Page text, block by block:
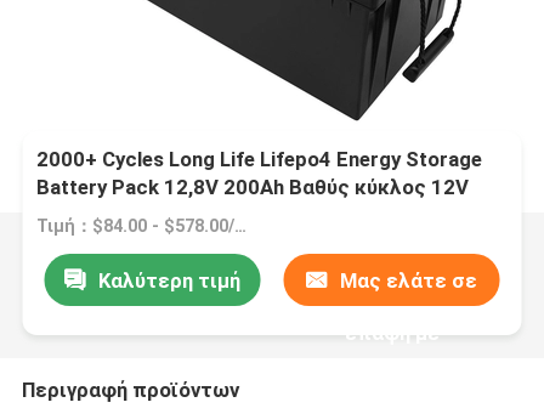
2000+ Cycles Long Life Lifepo4 Energy Storage
Battery Pack 12,8V 200Ah Βαθύς κύκλος 12V
Μπαταρία ιόντων λιθίου
Τιμή：$84.00 - $578.00/pieces
Καλύτερη τιμή Μας ελάτε σε
επαφή με
Περιγραφή προϊόντων